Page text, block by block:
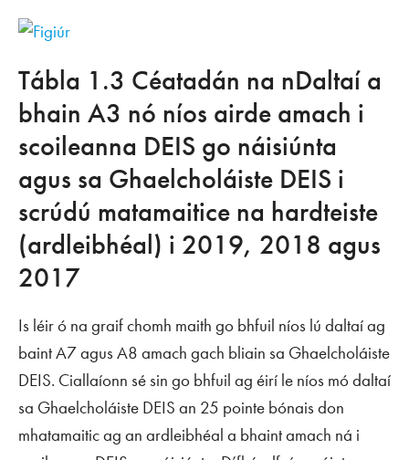
Tábla 1.3 Céatadán na nDaltaí a
bhain A3 nó níos airde amach i
scoileanna DEIS go náisiúnta
agus sa Ghaelcholáiste DEIS i
scrúdú matamaitice na hardteiste
(ardleibhéal) i 2019, 2018 agus
2017
Is léir ó na graif chomh maith go bhfuil níos lú daltaí ag
baint A7 agus A8 amach gach bliain sa Ghaelcholáiste
DEIS. Ciallaíonn sé sin go bhfuil ag éirí le níos mó daltaí
sa Ghaelcholáiste DEIS an 25 pointe bónais don
mhatamaitic ag an ardleibhéal a bhaint amach ná i